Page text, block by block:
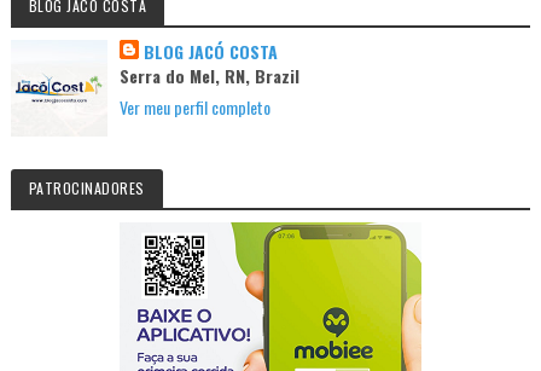
BLOG JACO COSTA
BLOG JACÓ COSTA
Serra do Mel, RN, Brazil
Ver meu perfil completo
PATROCINADORES